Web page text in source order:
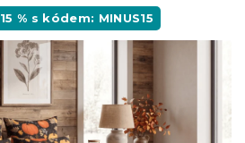
% s kódem: MINUS15